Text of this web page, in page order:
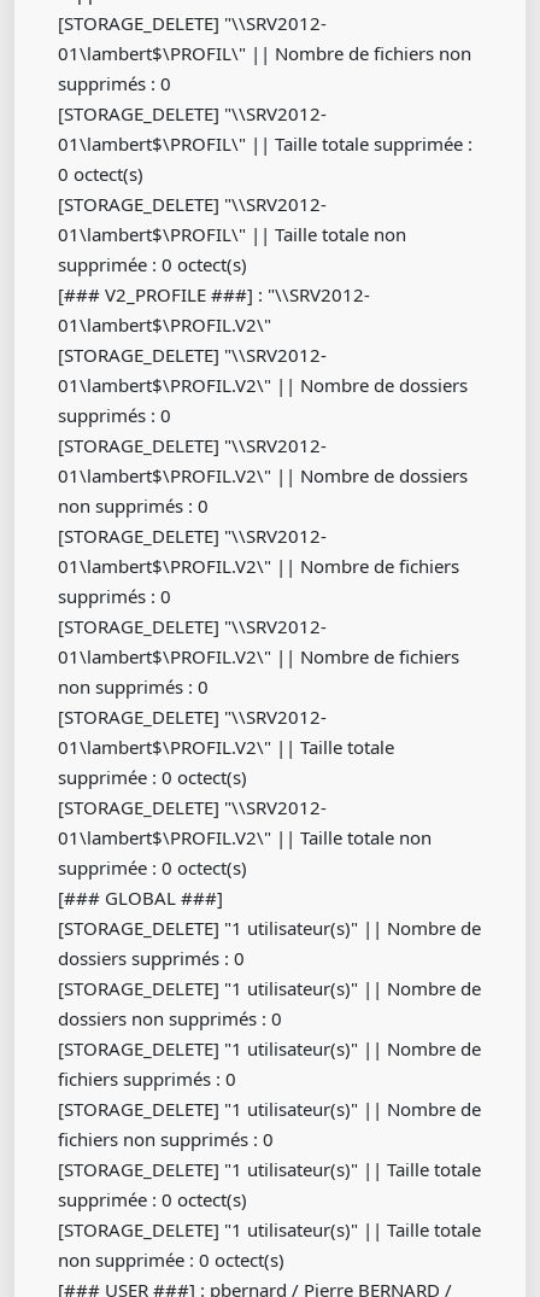
[STORAGE_DELETE] "\\SRV2012-
01\lambert$\PROFIL\" || Nombre de fichiers non
supprimés : 0
[STORAGE_DELETE] "\\SRV2012-
01\lambert$\PROFIL\" || Taille totale supprimée :
0 octect(s)
[STORAGE_DELETE] "\\SRV2012-
01\lambert$\PROFIL\" || Taille totale non
supprimée : 0 octect(s)
[### V2_PROFILE ###] : "\\SRV2012-
01\lambert$\PROFIL.V2\"
[STORAGE_DELETE] "\\SRV2012-
01\lambert$\PROFIL.V2\" || Nombre de dossiers
supprimés : 0
[STORAGE_DELETE] "\\SRV2012-
01\lambert$\PROFIL.V2\" || Nombre de dossiers
non supprimés : 0
[STORAGE_DELETE] "\\SRV2012-
01\lambert$\PROFIL.V2\" || Nombre de fichiers
supprimés : 0
[STORAGE_DELETE] "\\SRV2012-
01\lambert$\PROFIL.V2\" || Nombre de fichiers
non supprimés : 0
[STORAGE_DELETE] "\\SRV2012-
01\lambert$\PROFIL.V2\" || Taille totale
supprimée : 0 octect(s)
[STORAGE_DELETE] "\\SRV2012-
01\lambert$\PROFIL.V2\" || Taille totale non
supprimée : 0 octect(s)
[### GLOBAL ###]
[STORAGE_DELETE] "1 utilisateur(s)" || Nombre de
dossiers supprimés : 0
[STORAGE_DELETE] "1 utilisateur(s)" || Nombre de
dossiers non supprimés : 0
[STORAGE_DELETE] "1 utilisateur(s)" || Nombre de
fichiers supprimés : 0
[STORAGE_DELETE] "1 utilisateur(s)" || Nombre de
fichiers non supprimés : 0
[STORAGE_DELETE] "1 utilisateur(s)" || Taille totale
supprimée : 0 octect(s)
[STORAGE_DELETE] "1 utilisateur(s)" || Taille totale
non supprimée : 0 octect(s)
[### USER ###] : pbernard / Pierre BERNARD /